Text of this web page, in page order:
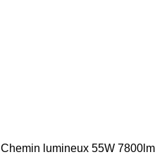
Chemin lumineux 55W 7800lm